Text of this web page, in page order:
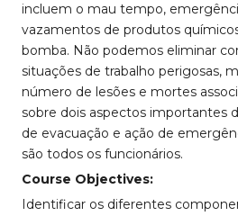
incluem o mau tempo,
vazamentos de produtos
bomba. Não podemos eliminar
situações de trabalho perigosas,
número de lesões e mortes
sobre dois aspectos importantes
de evacuação e ação de
são todos os funcionários.
Course Objectives:
Identificar os diferentes